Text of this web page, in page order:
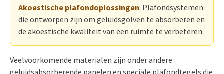
Akoestische plafondoplossingen: Plafondsystemen
die ontworpen zijn om geluidsgolven te absorberen en
de akoestische kwaliteit van een ruimte te verbeteren.
Veelvoorkomende materialen zijn onder andere
geluidsabsorberende panelen en speciale plafondtegels die